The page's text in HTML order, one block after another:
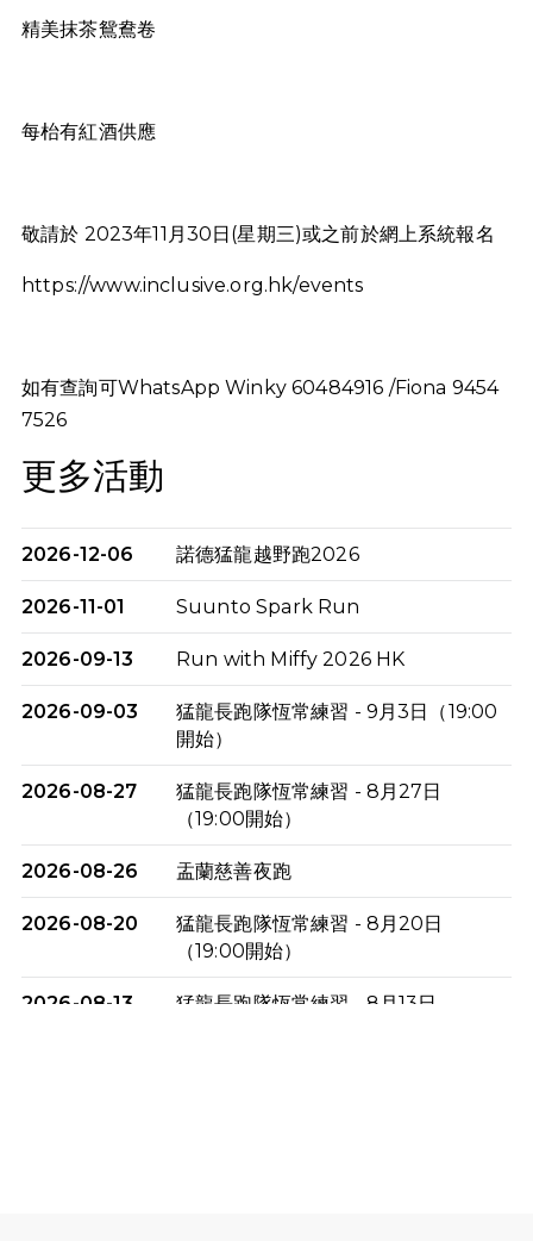
精美抹茶鴛鴦卷
每枱有紅酒供應
敬請於 2023年11月30日(星期三)或之前於網上系統報名
https://www.inclusive.org.hk/events
如有查詢可WhatsApp Winky 60484916 /Fiona 9454
7526
更多活動
2026-12-06 諾德猛龍越野跑2026
2026-11-01 Suunto Spark Run
2026-09-13 Run with Miffy 2026 HK
2026-09-03
猛龍長跑隊恆常練習 - 9月3日（19:00
開始）
2026-08-27
猛龍長跑隊恆常練習 - 8月27日
（19:00開始）
2026-08-26 盂蘭慈善夜跑
2026-08-20
猛龍長跑隊恆常練習 - 8月20日
（19:00開始）
2026-08-13
猛龍長跑隊恆常練習 - 8月13日